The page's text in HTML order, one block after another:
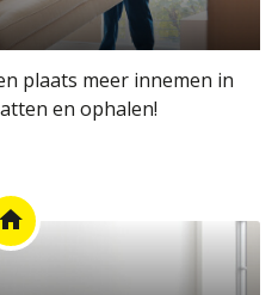
plaats meer innemen in
en ophalen!
home